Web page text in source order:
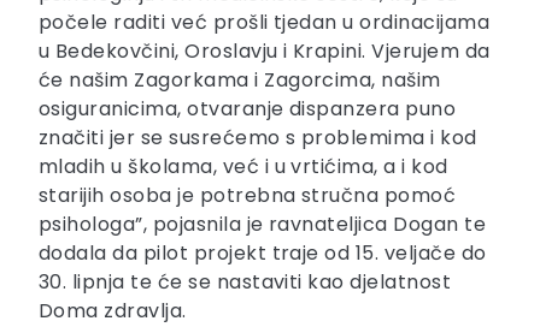
počele raditi već prošli tjedan u ordinacijama
u Bedekovčini, Oroslavju i Krapini. Vjerujem da
će našim Zagorkama i Zagorcima, našim
osiguranicima, otvaranje dispanzera puno
značiti jer se susrećemo s problemima i kod
mladih u školama, već i u vrtićima, a i kod
starijih osoba je potrebna stručna pomoć
psihologa”, pojasnila je ravnateljica Dogan te
dodala da pilot projekt traje od 15. veljače do
30. lipnja te će se nastaviti kao djelatnost
Doma zdravlja.